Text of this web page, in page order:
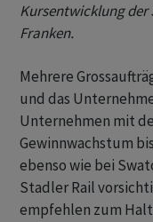
Kursentwicklung der
Franken.
Mehrere
und das
Unternehmen mit
Gewinnwachstum
ebenso wie bei
Stadler Rail
empfehlen zum